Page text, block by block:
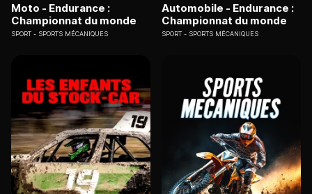
Moto - Endurance :
Championnat du monde
SPORT SPORTS MÉCANIQUES
Automobile - Endurance :
Championnat du monde
SPORT SPORTS MÉCANIQUES